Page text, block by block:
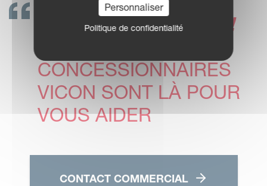
CONTACTEZ-NOUS !
CONCESSIONNAIRES
VICON SONT LÀ POUR
VOUS AIDER
CONTACT COMMERCIAL
Personnaliser
Politique de confidentialité